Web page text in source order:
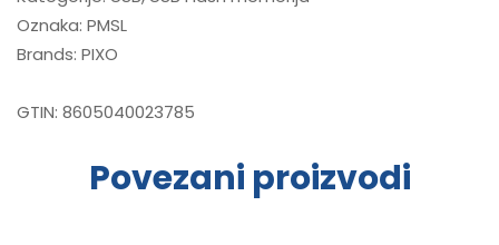
Oznaka: PMSL
Brands: PIXO
GTIN: 8605040023785
Povezani proizvodi